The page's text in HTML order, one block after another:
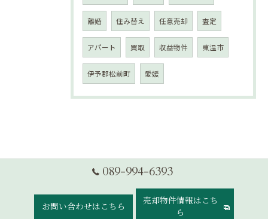
離婚 住み替え 任意売却 査定
アパート 買取 収益物件 東温市
伊予郡松前町 愛媛
089-994-6393
お問い合わせはこちら
売却物件情報はこち
ら